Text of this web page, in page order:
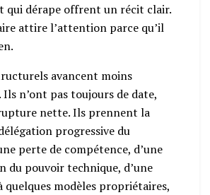
qui dérape offrent un récit clair.
attire l’attention parce qu’il
avancent moins
n’ont pas toujours de date,
nette. Ils prennent la
progressive du
perte de compétence, d’une
du pouvoir technique, d’une
quelques modèles propriétaires,